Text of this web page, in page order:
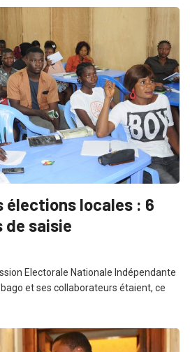
élections locales : 6
de saisie
Electorale Nationale Indépendante
et ses collaborateurs étaient, ce